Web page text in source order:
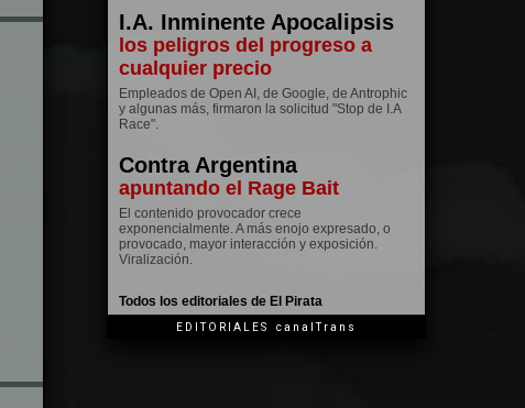
I.A. Inminente Apocalipsis
los peligros del progreso a
cualquier precio
Empleados de Open AI, de Google, de Antrophic
y algunas más, firmaron la solicitud "Stop de I.A
Race".
Contra Argentina
apuntando el Rage Bait
El contenido provocador crece
exponencialmente. A más enojo expresado, o
provocado, mayor interacción y exposición.
Viralización.
Todos los editoriales de El Pirata
EDITORIALES canalTrans